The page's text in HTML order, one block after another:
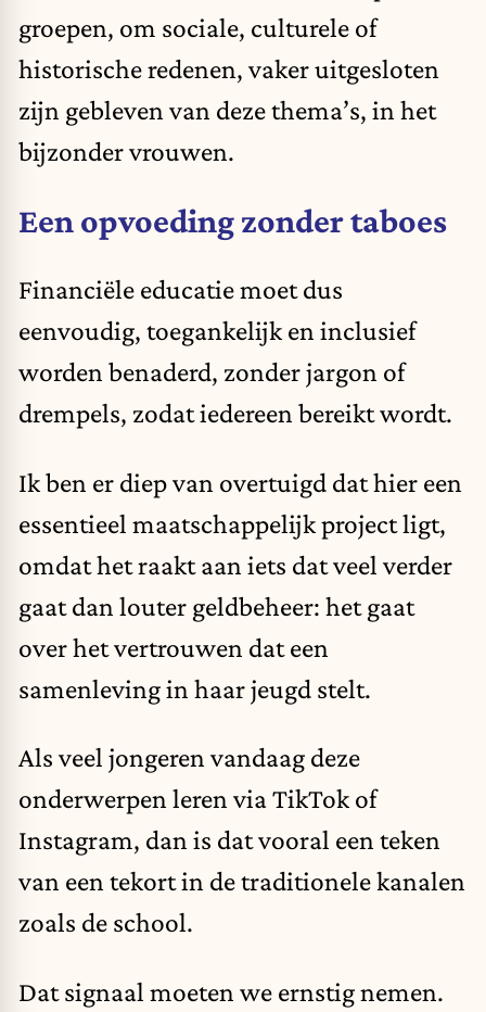
groepen, om sociale, culturele of
historische redenen, vaker uitgesloten
zijn gebleven van deze thema’s, in het
bijzonder vrouwen.
Een opvoeding zonder taboes
Financiële educatie moet dus
eenvoudig, toegankelijk en inclusief
worden benaderd, zonder jargon of
drempels, zodat iedereen bereikt wordt.
Ik ben er diep van overtuigd dat hier een
essentieel maatschappelijk project ligt,
omdat het raakt aan iets dat veel verder
gaat dan louter geldbeheer: het gaat
over het vertrouwen dat een
samenleving in haar jeugd stelt.
Als veel jongeren vandaag deze
onderwerpen leren via TikTok of
Instagram, dan is dat vooral een teken
van een tekort in de traditionele kanalen
zoals de school.
Dat signaal moeten we ernstig nemen.